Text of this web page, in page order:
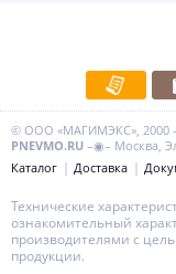
© ООО «МАГИМЭКС», 2000 –
PNEVMO.RU –◉– Москва,
Каталог
Доставка
Технические
ознакомительный
производителями с
продукции.